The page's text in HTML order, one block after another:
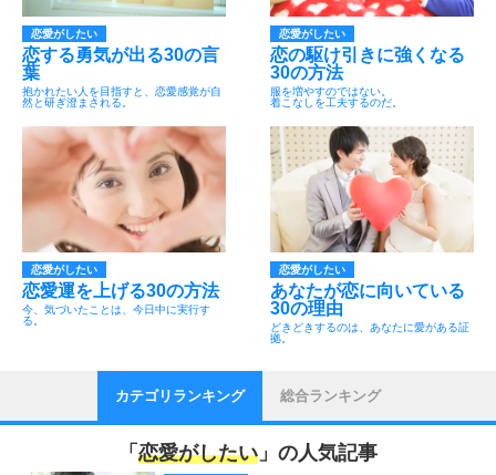
恋愛がしたい
恋する勇気が出る30の言
葉
抱かれたい人を目指すと、恋愛感覚が自
然と研ぎ澄まされる。
恋愛がしたい
恋の駆け引きに強くなる
30の方法
服を増やすのではない。
着こなしを工夫するのだ。
恋愛がしたい
恋愛運を上げる30の方法
今、気づいたことは、今日中に実行す
る。
恋愛がしたい
あなたが恋に向いている
30の理由
どきどきするのは、あなたに愛がある証
拠。
カテゴリランキング 総合ランキング
「 恋愛がしたい 」の人気記事